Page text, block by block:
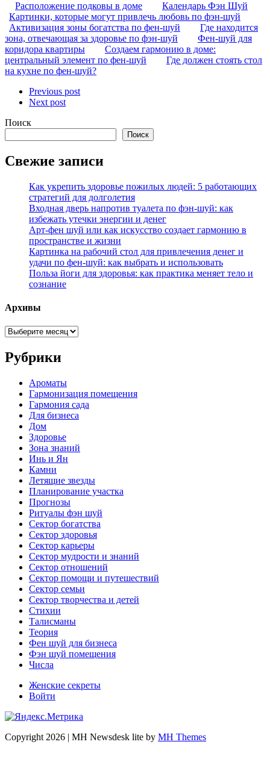
Расположение подковы в доме
Календарь Фэн Шуй
Картинки, которые могут привлечь любовь по фэн-шуй
Активизация зоны богатства по фен-шуй
Где находится
зона, отвечающая за здоровье по фэн-шуй
Фен-шуй для
коридора квартиры
Создаем гармонию в доме:
центральный элемент по фен-шуй
Где должен стоять стол
на кухне по фен-шуй?
Previous post
Next post
Поиск
Поиск
Свежие записи
Как укрепить здоровье пожилых людей: 5 работающих
стратегий для долголетия
Входная дверь напротив туалета по фэн-шуй: как
избежать утечки энергии и денег
Арт-фен шуй или как искусство создает гармонию в
пространстве и жизни
Картинка на рабочий стол для привлечения денег и
удачи по фен-шуй: как выбрать и использовать
Польза йоги для здоровья: как практика меняет тело и
сознание
Архивы
Архивы
Рубрики
Ароматы
Гармонизация помещения
Гармония сада
Для бизнеса
Дом
Здоровье
Зона знаний
Инь и Ян
Камни
Летящие звезды
Планирование участка
Прогнозы
Ритуалы фэн шуй
Сектор богатства
Сектор здоровья
Сектор карьеры
Сектор мудрости и знаний
Сектор отношений
Сектор помощи и путешествий
Сектор семьи
Сектор творчества и детей
Стихии
Талисманы
Теория
Фен шуй для бизнеса
Фэн шуй помещения
Числа
Женские секреты
Войти
Copyright 2026 | MH Newsdesk lite by MH Themes